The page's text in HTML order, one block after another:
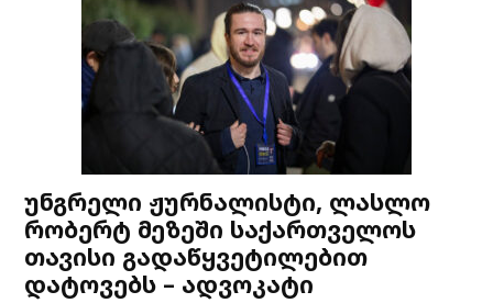
უნგრელი ჟურნალისტი, ლასლო
რობერტ მეზეში საქართველოს
თავისი გადაწყვეტილებით
დატოვებს – ადვოკატი